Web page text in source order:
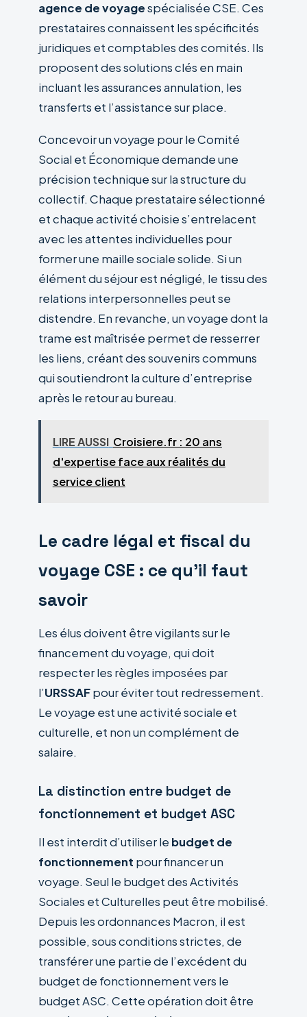
agence de voyagespécialisée CSE. Ces
prestataires connaissent les spécificités
juridiques et comptables des comités. Ils
proposent des solutions clés en main
incluant les assurances annulation, les
transferts et l’assistance sur place.
Concevoir un voyage pour le Comité
Social et Économique demande une
précision technique sur la structure du
collectif. Chaque prestataire sélectionné
et chaque activité choisie s’entrelacent
avec les attentes individuelles pour
former une maille sociale solide. Si un
élément du séjour est négligé, le tissu des
relations interpersonnelles peut se
distendre. En revanche, un voyage dont la
trame est maîtrisée permet de resserrer
les liens, créant des souvenirs communs
qui soutiendront la culture d’entreprise
après le retour au bureau.
LIRE AUSSI Croisiere.fr : 20 ans
d'expertise face aux réalités du
service client
Le cadre légal et fiscal du
voyage CSE : ce qu’il faut
savoir
Les élus doivent être vigilants sur le
financement du voyage, qui doit
respecter les règles imposées par
l’URSSAFpour éviter tout redressement.
Le voyage est une activité sociale et
culturelle, et non un complément de
salaire.
La distinction entre budget de
fonctionnement et budget ASC
Il est interdit d’utiliser le budget de
fonctionnement pour financer un
voyage. Seul le budget des Activités
Sociales et Culturelles peut être mobilisé.
Depuis les ordonnances Macron, il est
possible, sous conditions strictes, de
transférer une partie de l’excédent du
budget de fonctionnement vers le
budget ASC. Cette opération doit être